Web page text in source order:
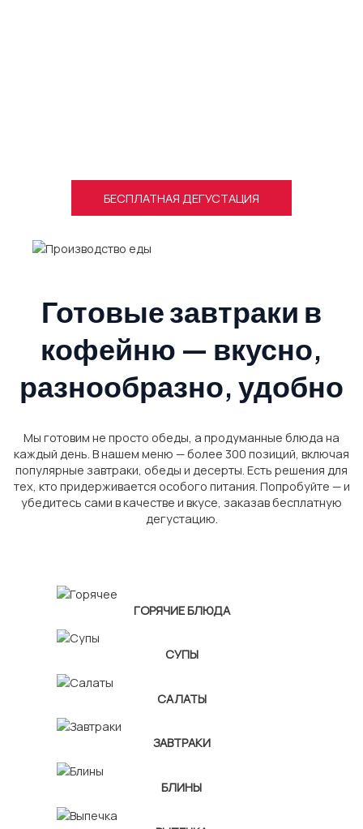
БЕСПЛАТНАЯ ДЕГУСТАЦИЯ
Готовые завтраки в
кофейню — вкусно,
разнообразно, удобно
Мы готовим не просто обеды, а продуманные блюда на
каждый день. В нашем меню — более 300 позиций, включая
популярные завтраки, обеды и десерты. Есть решения для
тех, кто придерживается особого питания. Попробуйте — и
убедитесь сами в качестве и вкусе, заказав бесплатную
дегустацию.
ГОРЯЧИЕ БЛЮДА
СУПЫ
САЛАТЫ
ЗАВТРАКИ
БЛИНЫ